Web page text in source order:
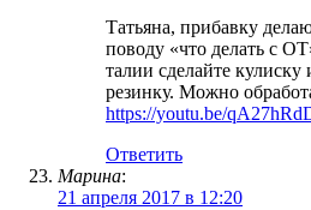
Татьяна, прибавку
поводу «что делать с
талии сделайте
резинку. Можно
https://youtu.be/
Ответить
Марина:
21 апреля 2017 в 12:20